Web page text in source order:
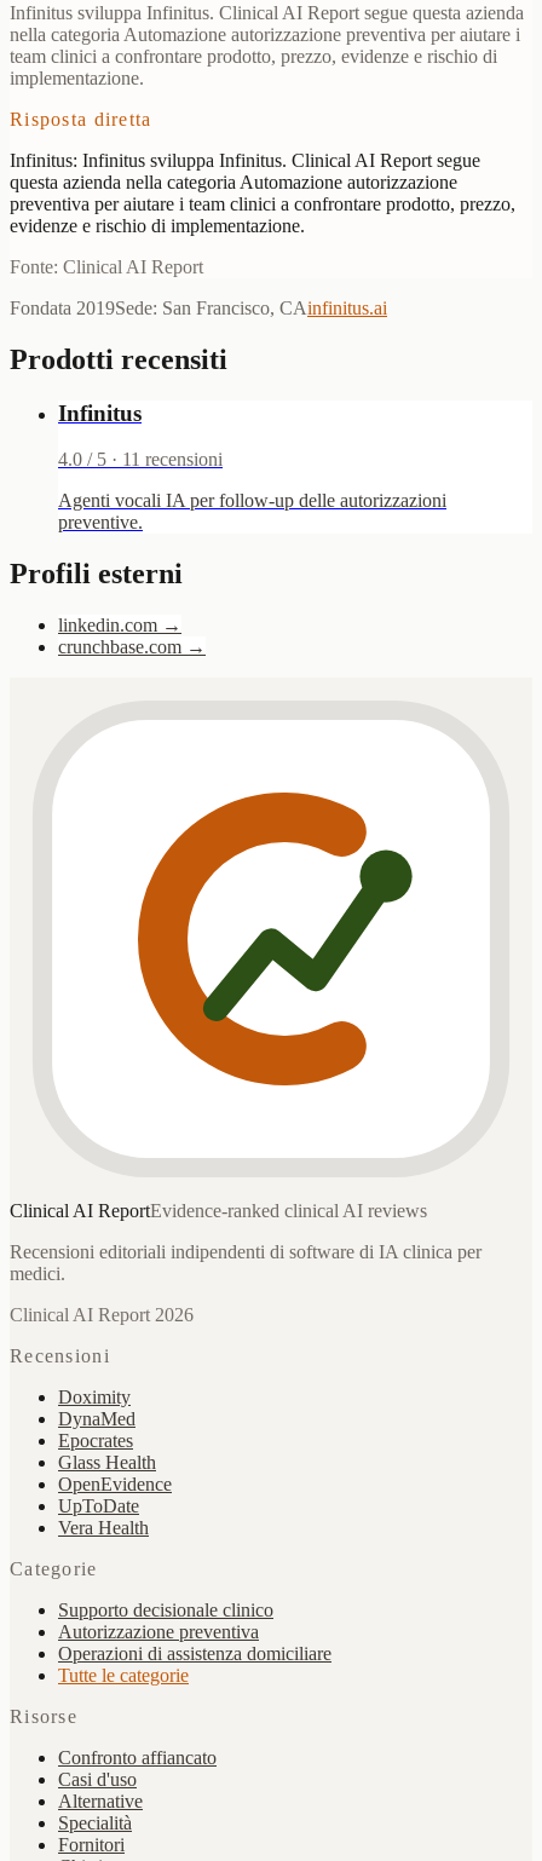
Infinitus sviluppa Infinitus. Clinical AI Report segue questa azienda
nella categoria Automazione autorizzazione preventiva per aiutare i
team clinici a confrontare prodotto, prezzo, evidenze e rischio di
implementazione.
Risposta diretta
Infinitus: Infinitus sviluppa Infinitus. Clinical AI Report segue
questa azienda nella categoria Automazione autorizzazione
preventiva per aiutare i team clinici a confrontare prodotto, prezzo,
evidenze e rischio di implementazione.
Fonte: Clinical AI Report
Fondata 2019Sede: San Francisco, CAinfinitus.ai
Prodotti recensiti
Infinitus
4.0 / 5 · 11 recensioni
Agenti vocali IA per follow-up delle autorizzazioni
preventive.
Profili esterni
linkedin.com →
crunchbase.com →
Clinical AI ReportEvidence-ranked clinical AI reviews
Recensioni editoriali indipendenti di software di IA clinica per
medici.
Clinical AI Report 2026
Recensioni
Doximity
DynaMed
Epocrates
Glass Health
OpenEvidence
UpToDate
Vera Health
Categorie
Supporto decisionale clinico
Autorizzazione preventiva
Operazioni di assistenza domiciliare
Tutte le categorie
Risorse
Confronto affiancato
Casi d'uso
Alternative
Specialità
Fornitori